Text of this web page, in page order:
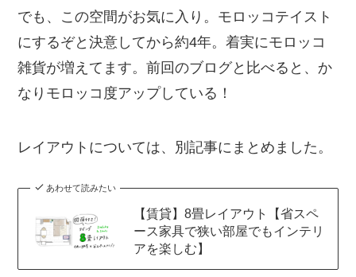
でも、この空間がお気に入り。モロッコテイスト
にするぞと決意してから約4年。着実にモロッコ
雑貨が増えてます。前回のブログと比べると、か
なりモロッコ度アップしている！
レイアウトについては、別記事にまとめました。
あわせて読みたい
【賃貸】8畳レイアウト【省スペ
ース家具で狭い部屋でもインテリ
アを楽しむ】